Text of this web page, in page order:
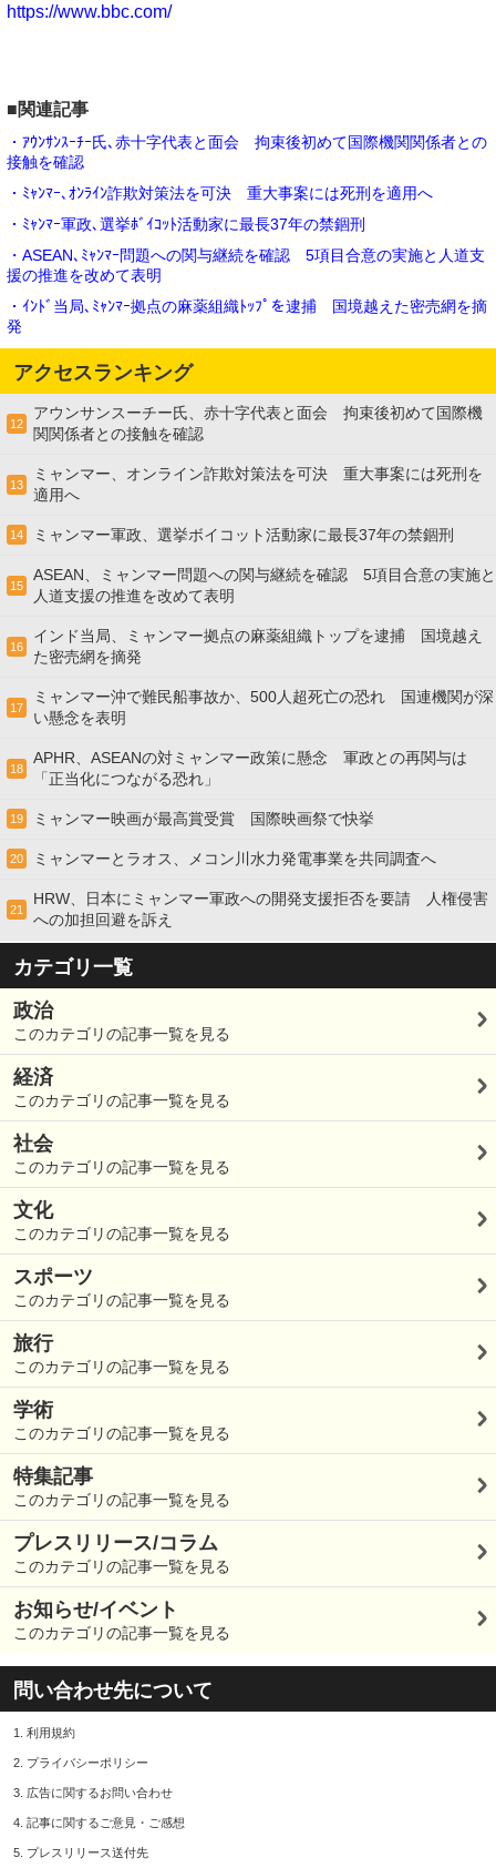
https://www.bbc.com/
■関連記事
・ｱｳﾝｻﾝｽｰﾁｰ氏､赤十字代表と面会 拘束後初めて国際機関関係者との
接触を確認
・ﾐｬﾝﾏｰ､ｵﾝﾗｲﾝ詐欺対策法を可決 重大事案には死刑を適用へ
・ﾐｬﾝﾏｰ軍政､選挙ﾎﾞｲｺｯﾄ活動家に最長37年の禁錮刑
・ASEAN､ﾐｬﾝﾏｰ問題への関与継続を確認 5項目合意の実施と人道支
援の推進を改めて表明
・ｲﾝﾄﾞ当局､ﾐｬﾝﾏｰ拠点の麻薬組織ﾄｯﾌﾟを逮捕 国境越えた密売網を摘
発
アクセスランキング
12
アウンサンスーチー氏、赤十字代表と面会 拘束後初めて国際機
関関係者との接触を確認
13
ミャンマー、オンライン詐欺対策法を可決 重大事案には死刑を
適用へ
14 ミャンマー軍政、選挙ボイコット活動家に最長37年の禁錮刑
15
ASEAN、ミャンマー問題への関与継続を確認 5項目合意の実施と
人道支援の推進を改めて表明
16
インド当局、ミャンマー拠点の麻薬組織トップを逮捕 国境越え
た密売網を摘発
17
ミャンマー沖で難民船事故か、500人超死亡の恐れ 国連機関が深
い懸念を表明
18
APHR、ASEANの対ミャンマー政策に懸念 軍政との再関与は
「正当化につながる恐れ」
19 ミャンマー映画が最高賞受賞 国際映画祭で快挙
20 ミャンマーとラオス、メコン川水力発電事業を共同調査へ
21
HRW、日本にミャンマー軍政への開発支援拒否を要請 人権侵害
への加担回避を訴え
カテゴリ一覧
政治
このカテゴリの記事一覧を見る
経済
このカテゴリの記事一覧を見る
社会
このカテゴリの記事一覧を見る
文化
このカテゴリの記事一覧を見る
スポーツ
このカテゴリの記事一覧を見る
旅行
このカテゴリの記事一覧を見る
学術
このカテゴリの記事一覧を見る
特集記事
このカテゴリの記事一覧を見る
プレスリリース/コラム
このカテゴリの記事一覧を見る
お知らせ/イベント
このカテゴリの記事一覧を見る
問い合わせ先について
1. 利用規約
2. プライバシーポリシー
3. 広告に関するお問い合わせ
4. 記事に関するご意見・ご感想
5. プレスリリース送付先